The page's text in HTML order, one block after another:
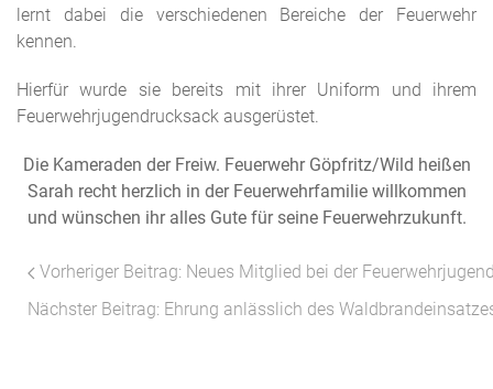
lernt dabei die verschiedenen Bereiche der Feuerwehr
kennen.
Hierfür wurde sie bereits mit ihrer Uniform und ihrem
Feuerwehrjugendrucksack ausgerüstet.
Die Kameraden der Freiw. Feuerwehr Göpfritz/Wild heißen
Sarah recht herzlich in der Feuerwehrfamilie willkommen
und wünschen ihr alles Gute für seine Feuerwehrzukunft.
Vorheriger Beitrag: Neues Mitglied bei der
Nächster Beitrag: Ehrung anlässlich des